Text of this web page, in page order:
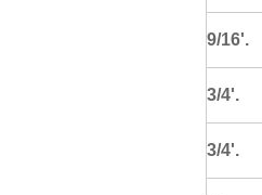
9/16'.
3/4'.
3/4'.